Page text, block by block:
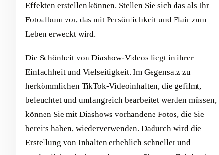
Effekten erstellen können. Stellen Sie sich das als Ihr
Fotoalbum vor, das mit Persönlichkeit und Flair zum
Leben erweckt wird.
Die Schönheit von Diashow-Videos liegt in ihrer
Einfachheit und Vielseitigkeit. Im Gegensatz zu
herkömmlichen TikTok-Videoinhalten, die gefilmt,
beleuchtet und umfangreich bearbeitet werden müssen,
können Sie mit Diashows vorhandene Fotos, die Sie
bereits haben, wiederverwenden. Dadurch wird die
Erstellung von Inhalten erheblich schneller und